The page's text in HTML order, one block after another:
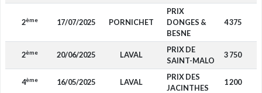
2ème 17/07/2025 PORNICHET
PRIX
DONGES &
BESNE
4 375
2ème 20/06/2025 LAVAL
PRIX DE
SAINT-MALO
3 750
4ème 16/05/2025 LAVAL
PRIX DES
JACINTHES
1 200